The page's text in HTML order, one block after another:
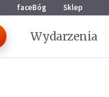
faceBóg Sklep
Wydarzenia